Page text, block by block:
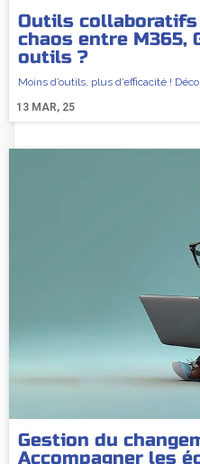
Outils collaboratifs
chaos entre M365,
outils ?
13 MAR, 25
Moins d’outils, plus d’efficacité !
Gestion du
Accompagner les